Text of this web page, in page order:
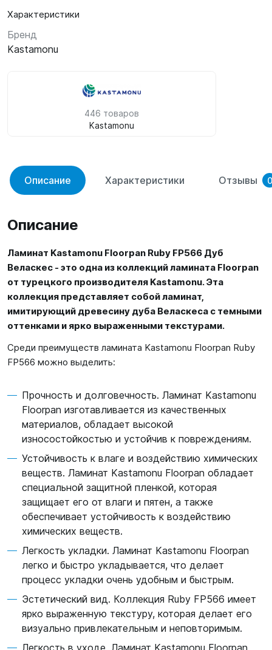
Характеристики
Бренд
Kastamonu
446 товаров
Kastamonu
Описание Характеристики Отзывы 0
Описание
Ламинат Kastamonu Floorpan Ruby FP566 Дуб
Веласкес - это одна из коллекций ламината Floorpan
от турецкого производителя Kastamonu. Эта
коллекция представляет собой ламинат,
имитирующий древесину дуба Веласкеса с темными
оттенками и ярко выраженными текстурами.
Среди преимуществ ламината Kastamonu Floorpan Ruby
FP566 можно выделить:
Прочность и долговечность. Ламинат Kastamonu
Floorpan изготавливается из качественных
материалов, обладает высокой
износостойкостью и устойчив к повреждениям.
Устойчивость к влаге и воздействию химических
веществ. Ламинат Kastamonu Floorpan обладает
специальной защитной пленкой, которая
защищает его от влаги и пятен, а также
обеспечивает устойчивость к воздействию
химических веществ.
Легкость укладки. Ламинат Kastamonu Floorpan
легко и быстро укладывается, что делает
процесс укладки очень удобным и быстрым.
Эстетический вид. Коллекция Ruby FP566 имеет
ярко выраженную текстуру, которая делает его
визуально привлекательным и неповторимым.
Легкость в уходе. Ламинат Kastamonu Floorpan